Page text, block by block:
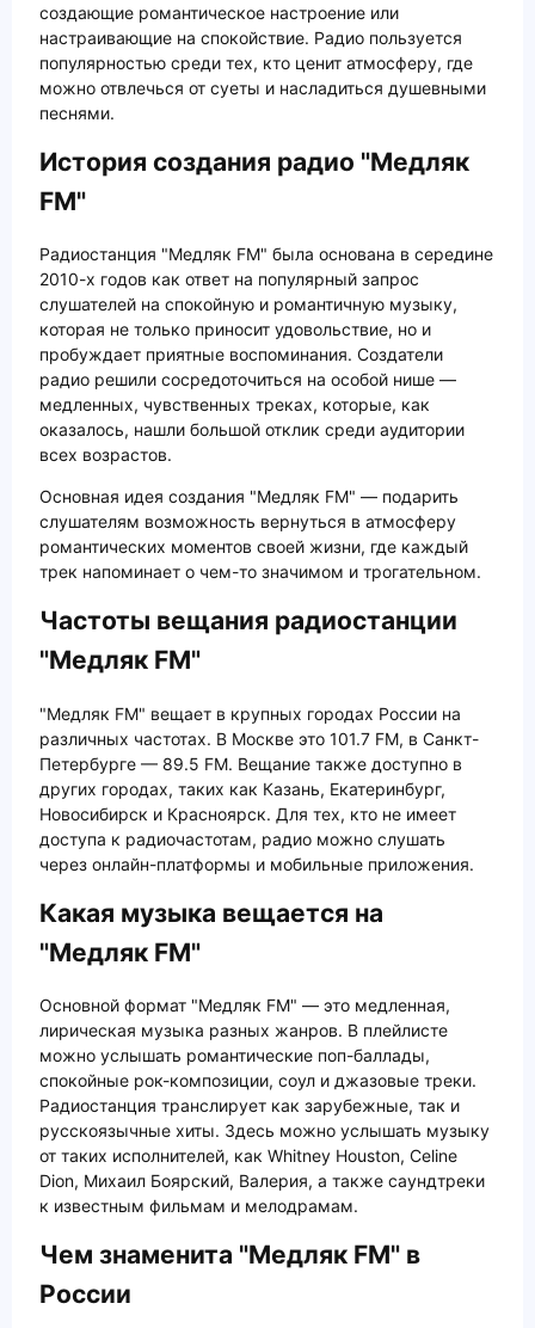
создающие романтическое настроение или
настраивающие на спокойствие. Радио пользуется
популярностью среди тех, кто ценит атмосферу, где
можно отвлечься от суеты и насладиться душевными
песнями.
История создания радио "Медляк
FM"
Радиостанция "Медляк FM" была основана в середине
2010-х годов как ответ на популярный запрос
слушателей на спокойную и романтичную музыку,
которая не только приносит удовольствие, но и
пробуждает приятные воспоминания. Создатели
радио решили сосредоточиться на особой нише —
медленных, чувственных треках, которые, как
оказалось, нашли большой отклик среди аудитории
всех возрастов.
Основная идея создания "Медляк FM" — подарить
слушателям возможность вернуться в атмосферу
романтических моментов своей жизни, где каждый
трек напоминает о чем-то значимом и трогательном.
Частоты вещания радиостанции
"Медляк FM"
"Медляк FM" вещает в крупных городах России на
различных частотах. В Москве это 101.7 FM, в Санкт-
Петербурге — 89.5 FM. Вещание также доступно в
других городах, таких как Казань, Екатеринбург,
Новосибирск и Красноярск. Для тех, кто не имеет
доступа к радиочастотам, радио можно слушать
через онлайн-платформы и мобильные приложения.
Какая музыка вещается на
"Медляк FM"
Основной формат "Медляк FM" — это медленная,
лирическая музыка разных жанров. В плейлисте
можно услышать романтические поп-баллады,
спокойные рок-композиции, соул и джазовые треки.
Радиостанция транслирует как зарубежные, так и
русскоязычные хиты. Здесь можно услышать музыку
от таких исполнителей, как Whitney Houston, Celine
Dion, Михаил Боярский, Валерия, а также саундтреки
к известным фильмам и мелодрамам.
Чем знаменита "Медляк FM" в
России